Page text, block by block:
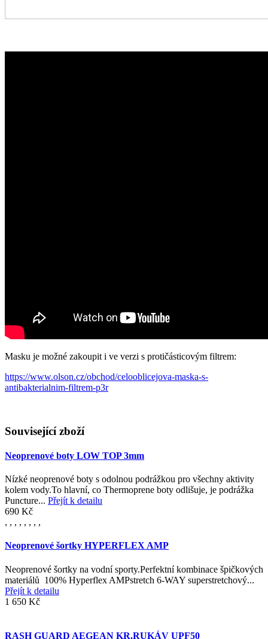
Masku je možné zakoupit i ve verzi s protičásticovým filtrem:
https://www.olson.cz/obchod/celooblicejova-maska-s-
antibakterialnim-filtrem-p3r
Související zboží
Neoprenové boty LOW TOP 3mm
Nízké neoprenové boty s odolnou podrážkou pro všechny aktivity
kolem vody.To hlavní, co Thermoprene boty odlišuje, je podrážka
Puncture... Přejít k detailu
690 Kč
, , , , , , , ,
Neoprenové šortky HYPERFLEX AMP
Neoprenové šortky na vodní sporty.Perfektní kombinace špičkových
materiálů 100% Hyperflex AMPstretch 6-WAY superstretchový...
Přejít k detailu
1 650 Kč
RASH GUARD AEGEAN KR.RUKÁV UPF50